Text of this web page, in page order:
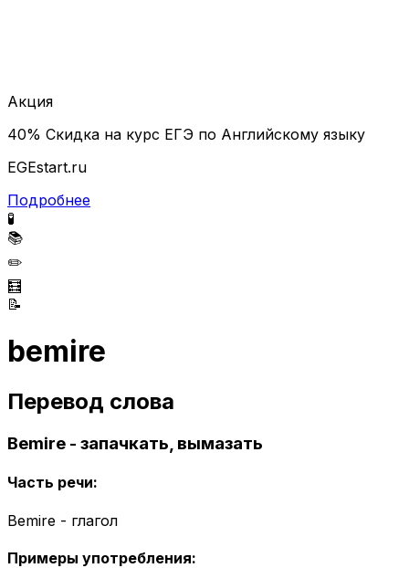
Акция
40% Скидка на курс ЕГЭ по Английскому языку
EGEstart.ru
Подробнее
🧪
📚
✏️
🧮
📝
bemire
Перевод слова
Bemire - запачкать, вымазать
Часть речи:
Bemire - глагол
Примеры употребления: